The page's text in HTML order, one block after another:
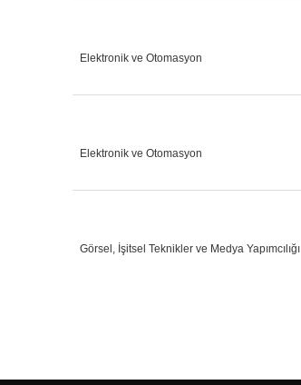
Elektronik ve Otomasyon
Elektronik ve Otomasyon
Görsel, İşitsel Teknikler ve Medya Yapımcılığı